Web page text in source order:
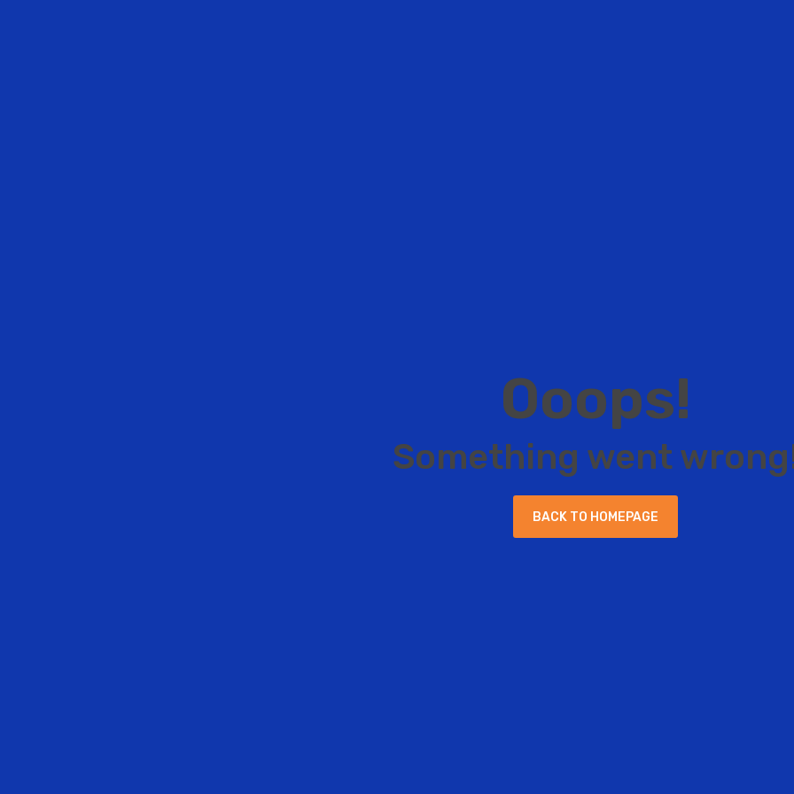
Ooops!
Something went wrong
BACK TO HOM EPAG E